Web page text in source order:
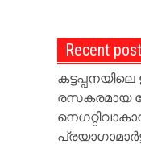
Recent
രസകരമായ